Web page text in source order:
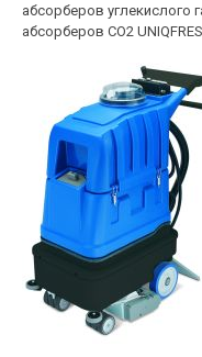
абсорберов углекислого
абсорберов СО2